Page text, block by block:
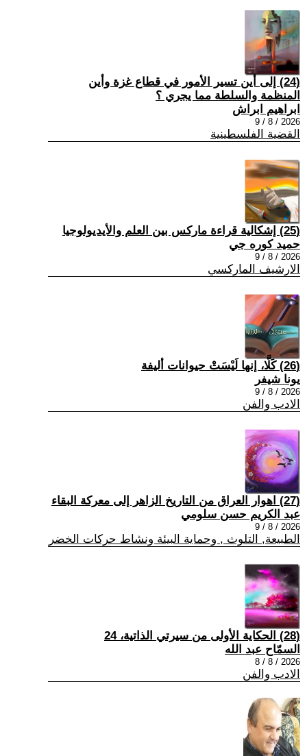
(24) إلى أين تسير الأمور في قطاع غزة وأين
المنظمة والسلطة مما يجري ؟
ابراهيم ابراش
2026 / 8 / 9
القضية الفلسطينية
(25) إشكالية قراءة ماركس بين العلم والأيديولوجيا
حميد كوره جي
2026 / 8 / 9
الارشيف الماركسي
(26) كَلَّا، إنها لَيْسَتْ حيوانات أليفة
يونا شيفر
2026 / 8 / 9
الادب والفن
(27) اهوار العراق من التاريخ الزاهر إلى معركة البقاء
عبد الكريم حسن سلومي
2026 / 8 / 9
الطبيعة, التلوث , وحماية البيئة ونشاط حركات الخضر
(28) الحكاية الأولى من سيرتي الذاتية، 24
السمّاح عبد الله
2026 / 8 / 8
الادب والفن